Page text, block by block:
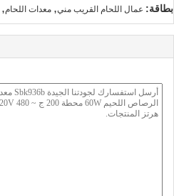
بطاقة: عمال اللحام القريب مني, معدات اللحام,